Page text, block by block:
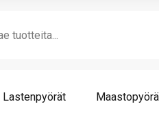
Lastenpyörät